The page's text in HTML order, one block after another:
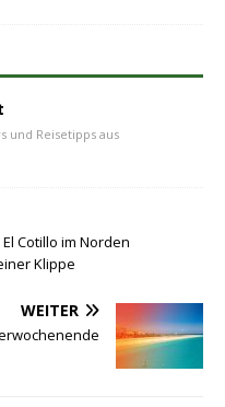
und Reisetipps aus
Cotillo im Norden
Klippe
WEITER